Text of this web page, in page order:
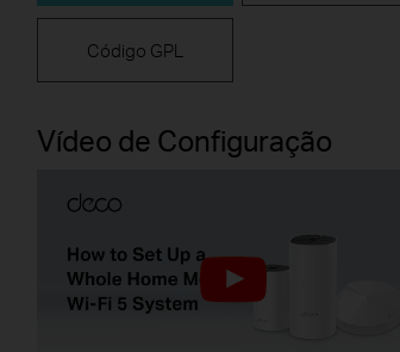
Código GPL
Vídeo de Configuração